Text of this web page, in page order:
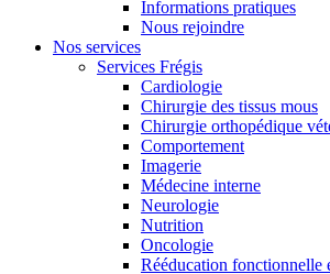
Informations pratiques
Nous rejoindre
Nos services
Services Frégis
Cardiologie
Chirurgie des tissus mous
Chirurgie orthopédique
Comportement
Imagerie
Médecine interne
Neurologie
Nutrition
Oncologie
Rééducation fonctionnelle